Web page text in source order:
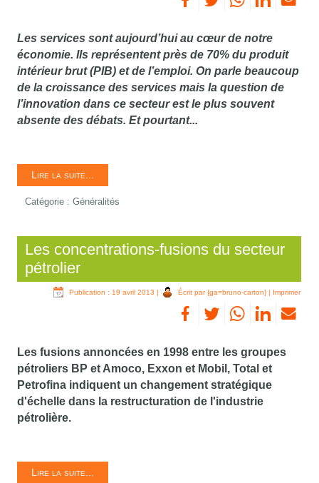
Les services sont aujourd’hui au cœur de notre
économie. Ils représentent près de 70% du produit
intérieur brut (PIB) et de l’emploi. On parle beaucoup
de la croissance des services mais la question de
l’innovation dans ce secteur est le plus souvent
absente des débats. Et pourtant...
Lire la suite...
Catégorie :Généralités
Les concentrations-fusions du secteur
pétrolier
Publication : 19 avril 2013 | Écrit par {ga=bruno-carton} | Imprimer
Les fusions annoncées en 1998 entre les groupes
pétroliers BP et Amoco, Exxon et Mobil, Total et
Petrofina indiquent un changement stratégique
d'échelle dans la restructuration de l'industrie
pétrolière.
Lire la suite...